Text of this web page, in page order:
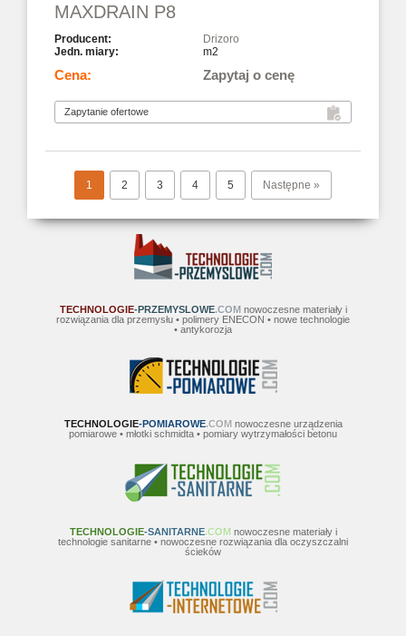
MAXDRAIN P8
Drizoro
m2
Zapytaj o cenę
1 2 3 4 5 Następne »
TECHNOLOGIE-PRZEMYSLOWE.COMnowoczesne materiały i
rozwiązania dla przemysłu • polimery ENECON • nowe technologie
• antykorozja
TECHNOLOGIE-POMIAROWE.COMnowoczesne urządzenia
pomiarowe • młotki schmidta • pomiary wytrzymałości betonu
TECHNOLOGIE-SANITARNE.COMnowoczesne materiały i
technologie sanitarne • nowoczesne rozwiązania dla oczyszczalni
ścieków